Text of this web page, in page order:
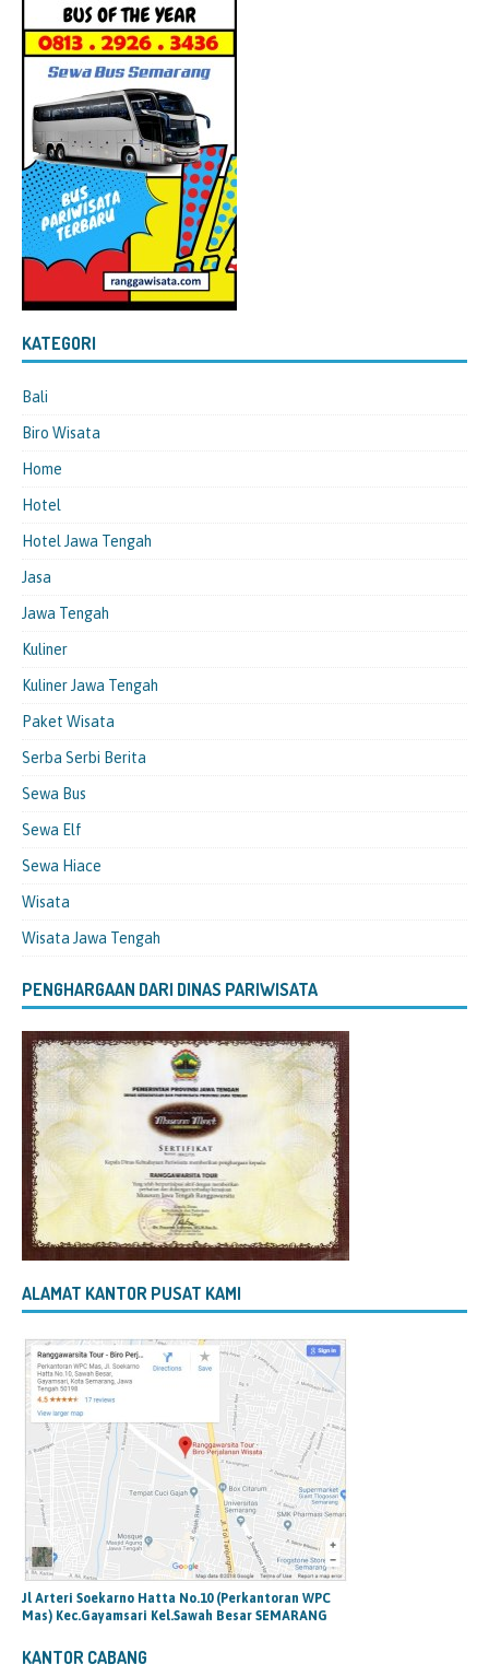
KATEGORI
Bali
Biro Wisata
Home
Hotel
Hotel Jawa Tengah
Jasa
Jawa Tengah
Kuliner
Kuliner Jawa Tengah
Paket Wisata
Serba Serbi Berita
Sewa Bus
Sewa Elf
Sewa Hiace
Wisata
Wisata Jawa Tengah
PENGHARGAAN DARI DINAS PARIWISATA
ALAMAT KANTOR PUSAT KAMI
Jl Arteri Soekarno Hatta No.10 (Perkantoran WPC
Mas) Kec.Gayamsari Kel.Sawah Besar SEMARANG
KANTOR CABANG